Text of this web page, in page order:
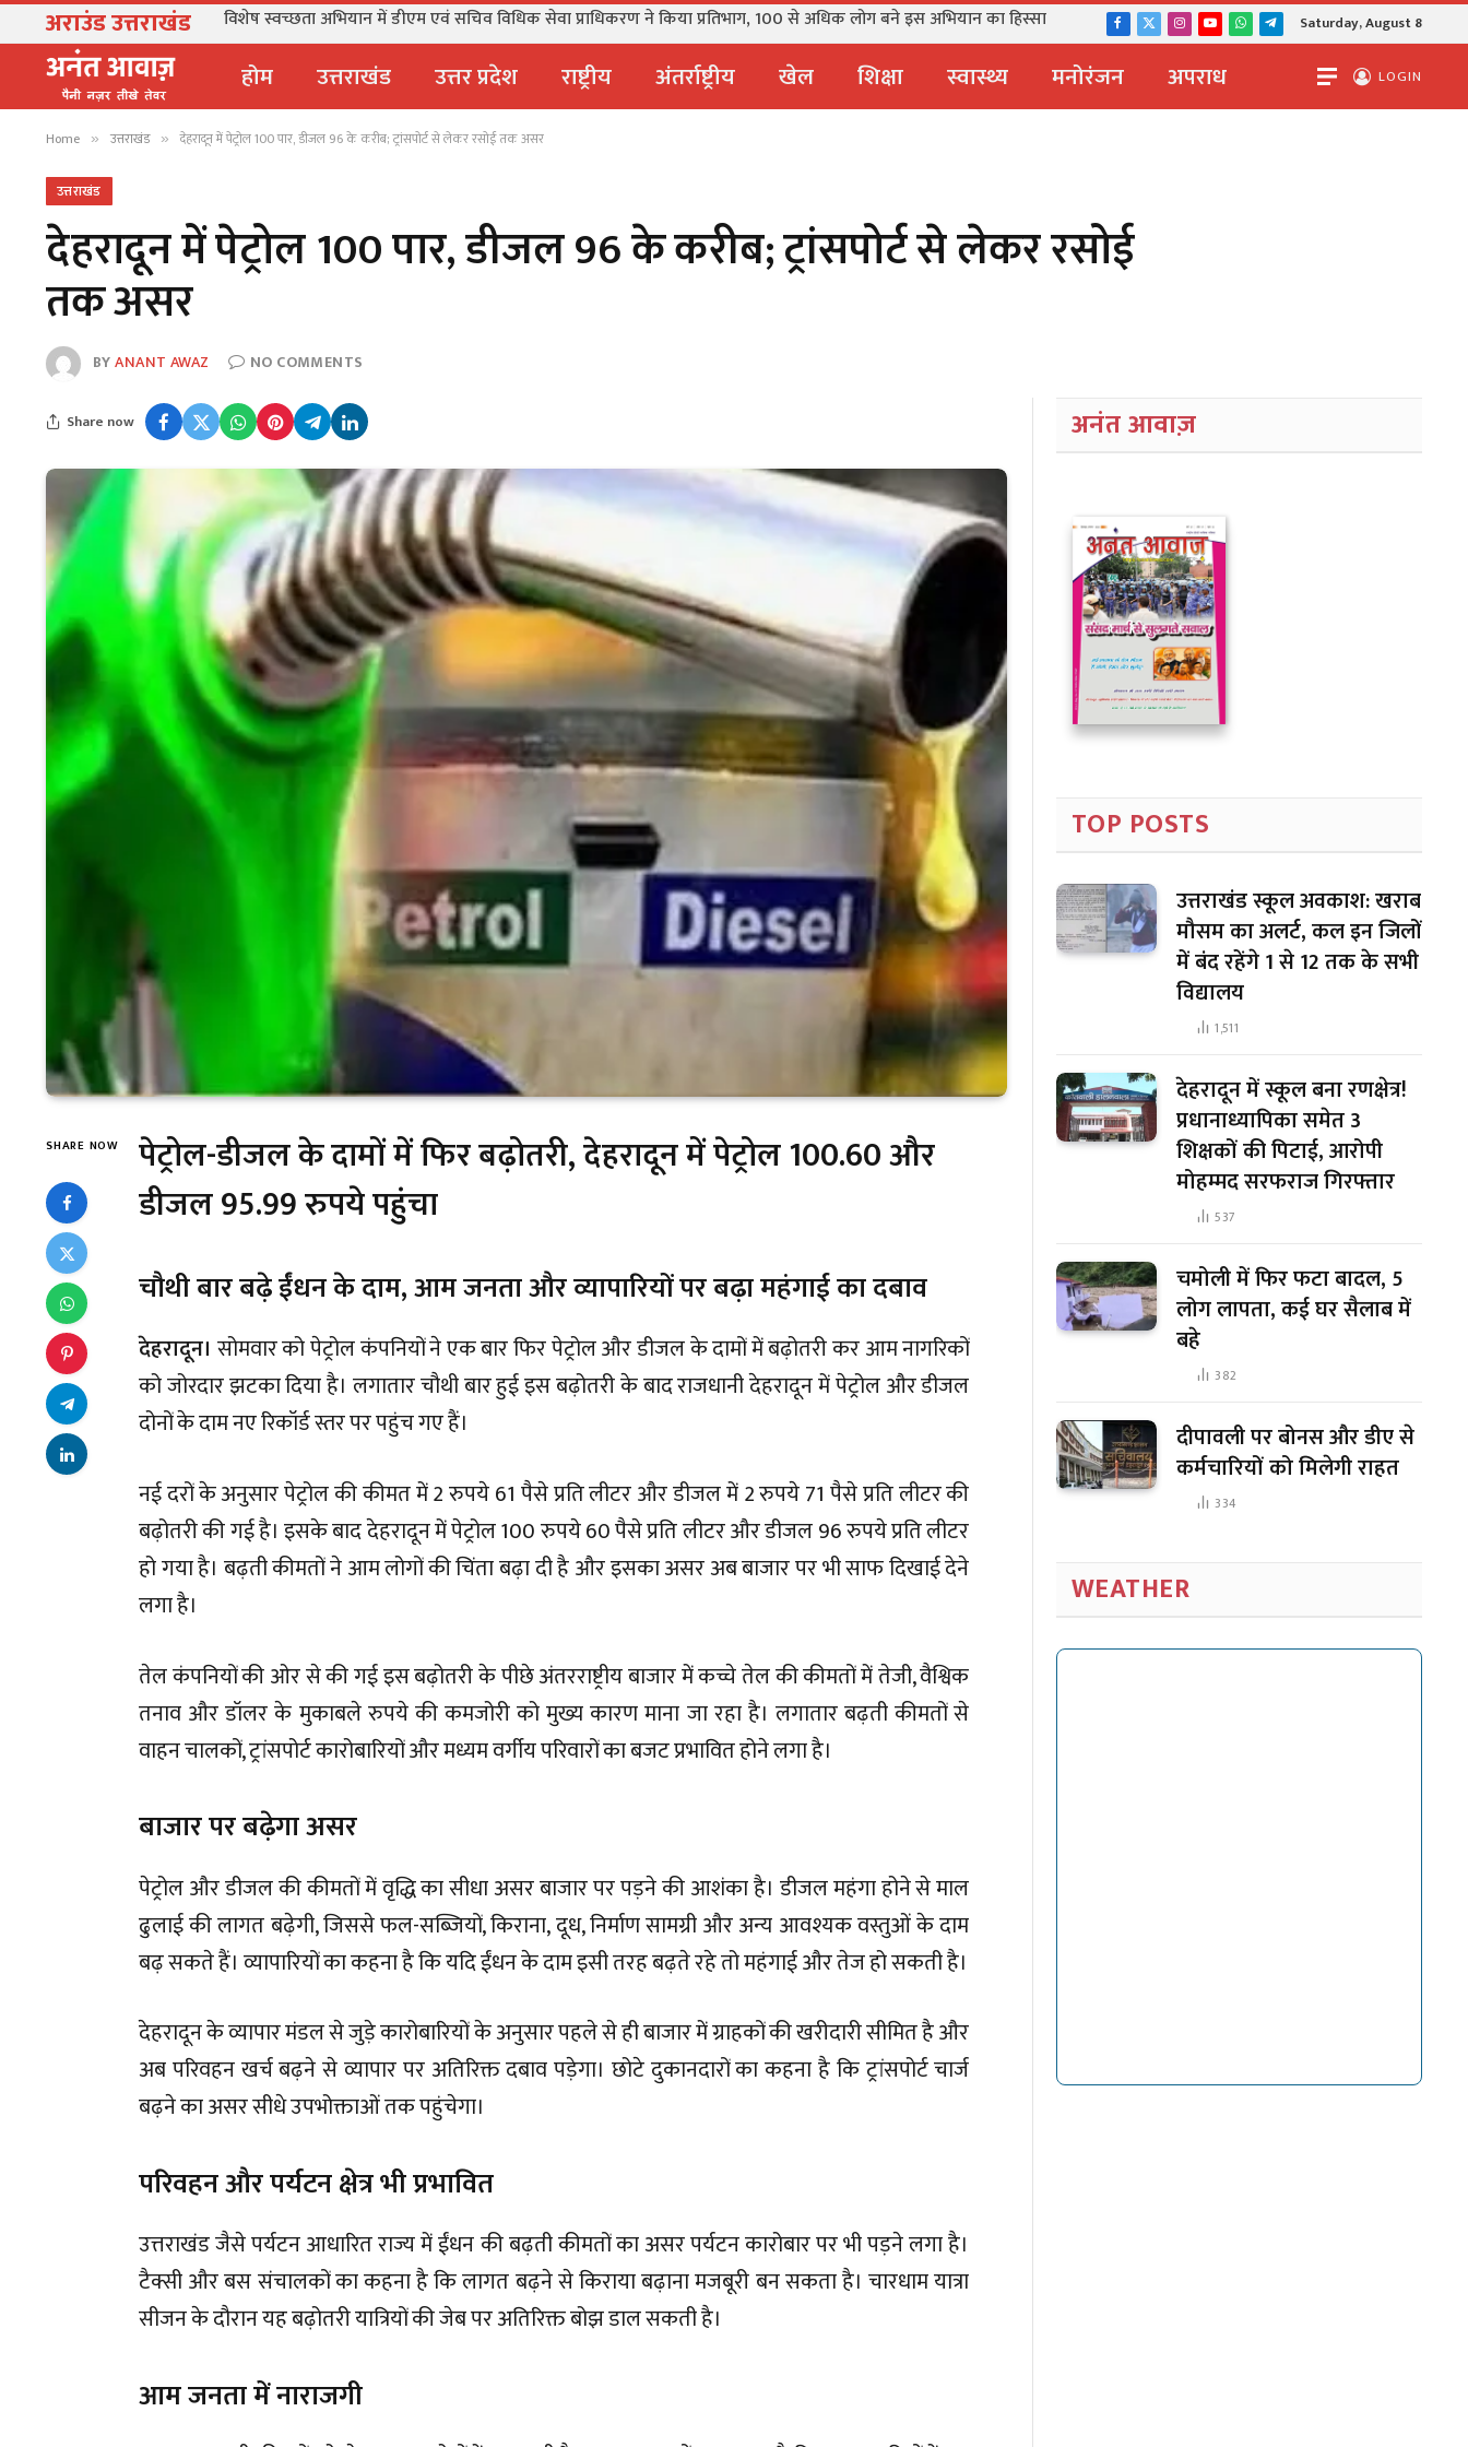
अराउंड उत्तराखंड विशेष स्वच्छता अभियान में डीएम एवं सचिव विधिक सेवा प्राधिकरण ने किया प्रतिभाग, 100 से अधिक लोग बने इस अभियान का हिस्सा Facebook
X
Instagram
YouTubeWhatsApp
TelegramSaturday, August 8
होम उत्तराखंड उत्तर प्रदेश राष्ट्रीय अंतर्राष्ट्रीय खेल शिक्षा स्वास्थ्य मनोरंजन अपराध LOGIN
Home » उत्तराखंड » देहरादून में पेट्रोल 100 पार, डीजल 96 के करीब; ट्रांसपोर्ट से लेकर रसोई तक असर
उत्तराखंड
देहरादून में पेट्रोल 100 पार, डीजल 96 के करीब; ट्रांसपोर्ट से लेकर रसोई
तक असर
BYANANT AWAZ NO COMMENTS
Share now
SHARE NOW
पेट्रोल-डीजल के दामों में फिर बढ़ोतरी, देहरादून में पेट्रोल 100.60 और
डीजल 95.99 रुपये पहुंचा
चौथी बार बढ़े ईंधन के दाम, आम जनता और व्यापारियों पर बढ़ा महंगाई का दबाव
देहरादून। सोमवार को पेट्रोल कंपनियों ने एक बार फिर पेट्रोल और डीजल के दामों में बढ़ोतरी कर आम नागरिकों
को जोरदार झटका दिया है। लगातार चौथी बार हुई इस बढ़ोतरी के बाद राजधानी देहरादून में पेट्रोल और डीजल
दोनों के दाम नए रिकॉर्ड स्तर पर पहुंच गए हैं।
नई दरों के अनुसार पेट्रोल की कीमत में 2 रुपये 61 पैसे प्रति लीटर और डीजल में 2 रुपये 71 पैसे प्रति लीटर की
बढ़ोतरी की गई है। इसके बाद देहरादून में पेट्रोल 100 रुपये 60 पैसे प्रति लीटर और डीजल 96 रुपये प्रति लीटर
हो गया है। बढ़ती कीमतों ने आम लोगों की चिंता बढ़ा दी है और इसका असर अब बाजार पर भी साफ दिखाई देने
लगा है।
तेल कंपनियों की ओर से की गई इस बढ़ोतरी के पीछे अंतरराष्ट्रीय बाजार में कच्चे तेल की कीमतों में तेजी, वैश्विक
तनाव और डॉलर के मुकाबले रुपये की कमजोरी को मुख्य कारण माना जा रहा है। लगातार बढ़ती कीमतों से
वाहन चालकों, ट्रांसपोर्ट कारोबारियों और मध्यम वर्गीय परिवारों का बजट प्रभावित होने लगा है।
बाजार पर बढ़ेगा असर
पेट्रोल और डीजल की कीमतों में वृद्धि का सीधा असर बाजार पर पड़ने की आशंका है। डीजल महंगा होने से माल
ढुलाई की लागत बढ़ेगी, जिससे फल-सब्जियों, किराना, दूध, निर्माण सामग्री और अन्य आवश्यक वस्तुओं के दाम
बढ़ सकते हैं। व्यापारियों का कहना है कि यदि ईंधन के दाम इसी तरह बढ़ते रहे तो महंगाई और तेज हो सकती है।
देहरादून के व्यापार मंडल से जुड़े कारोबारियों के अनुसार पहले से ही बाजार में ग्राहकों की खरीदारी सीमित है और
अब परिवहन खर्च बढ़ने से व्यापार पर अतिरिक्त दबाव पड़ेगा। छोटे दुकानदारों का कहना है कि ट्रांसपोर्ट चार्ज
बढ़ने का असर सीधे उपभोक्ताओं तक पहुंचेगा।
परिवहन और पर्यटन क्षेत्र भी प्रभावित
उत्तराखंड जैसे पर्यटन आधारित राज्य में ईंधन की बढ़ती कीमतों का असर पर्यटन कारोबार पर भी पड़ने लगा है।
टैक्सी और बस संचालकों का कहना है कि लागत बढ़ने से किराया बढ़ाना मजबूरी बन सकता है। चारधाम यात्रा
सीजन के दौरान यह बढ़ोतरी यात्रियों की जेब पर अतिरिक्त बोझ डाल सकती है।
आम जनता में नाराजगी
अनंत आवाज़
TOP POSTS
उत्तराखंड स्कूल अवकाश: खराब
मौसम का अलर्ट, कल इन जिलों
में बंद रहेंगे 1 से 12 तक के सभी
विद्यालय
1,511
देहरादून में स्कूल बना रणक्षेत्र!
प्रधानाध्यापिका समेत 3
शिक्षकों की पिटाई, आरोपी
मोहम्मद सरफराज गिरफ्तार
537
चमोली में फिर फटा बादल, 5
लोग लापता, कई घर सैलाब में
बहे
382
दीपावली पर बोनस और डीए से
कर्मचारियों को मिलेगी राहत
334
WEATHER